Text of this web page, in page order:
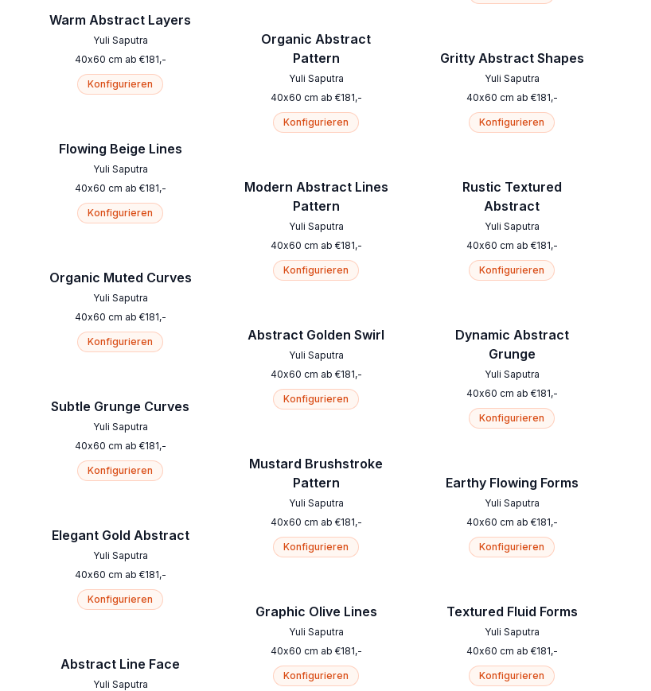
Warm Abstract Layers
Yuli Saputra
40x60 cm ab €181,-
Konfigurieren
Flowing Beige Lines
Yuli Saputra
40x60 cm ab €181,-
Konfigurieren
Organic Muted Curves
Yuli Saputra
40x60 cm ab €181,-
Konfigurieren
Subtle Grunge Curves
Yuli Saputra
40x60 cm ab €181,-
Konfigurieren
Elegant Gold Abstract
Yuli Saputra
40x60 cm ab €181,-
Konfigurieren
Abstract Line Face
Yuli Saputra
Organic Abstract
Pattern
Yuli Saputra
40x60 cm ab €181,-
Konfigurieren
Modern Abstract Lines
Pattern
Yuli Saputra
40x60 cm ab €181,-
Konfigurieren
Abstract Golden Swirl
Yuli Saputra
40x60 cm ab €181,-
Konfigurieren
Mustard Brushstroke
Pattern
Yuli Saputra
40x60 cm ab €181,-
Konfigurieren
Graphic Olive Lines
Yuli Saputra
40x60 cm ab €181,-
Konfigurieren
Gritty Abstract Shapes
Yuli Saputra
40x60 cm ab €181,-
Konfigurieren
Rustic Textured
Abstract
Yuli Saputra
40x60 cm ab €181,-
Konfigurieren
Dynamic Abstract
Grunge
Yuli Saputra
40x60 cm ab €181,-
Konfigurieren
Earthy Flowing Forms
Yuli Saputra
40x60 cm ab €181,-
Konfigurieren
Textured Fluid Forms
Yuli Saputra
40x60 cm ab €181,-
Konfigurieren